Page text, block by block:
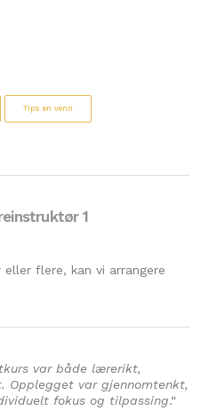
Tips en venn
1
flere, kan vi arrangere
var både lærerikt,
Opplegget var gjennomtenkt,
fokus og tilpassing.“